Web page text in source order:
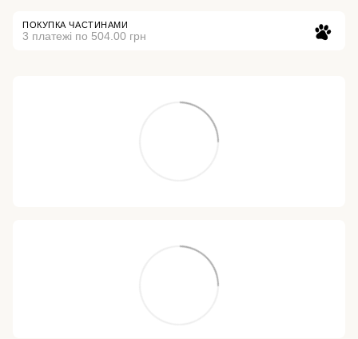
ПОКУПКА ЧАСТИНАМИ
3 платежі по 504.00 грн